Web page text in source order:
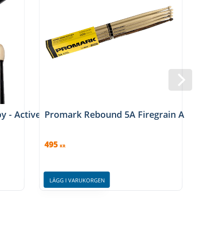
- ActiveGripPromark Rebound 5A Firegrain Acorn
495 KR
LÄGG I VARUKORGEN